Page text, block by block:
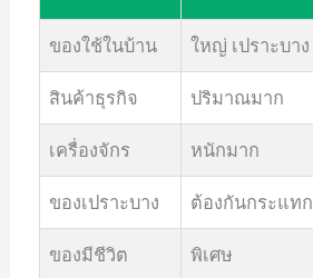
ของใช้ในบ้าน ใหญ่ เปราะบาง
สินค้าธุรกิจ ปริมาณมาก
เครื่องจักร หนักมาก
ของเปราะบาง ต้องกันกระแทก
ของมีชีวิต พิเศษ